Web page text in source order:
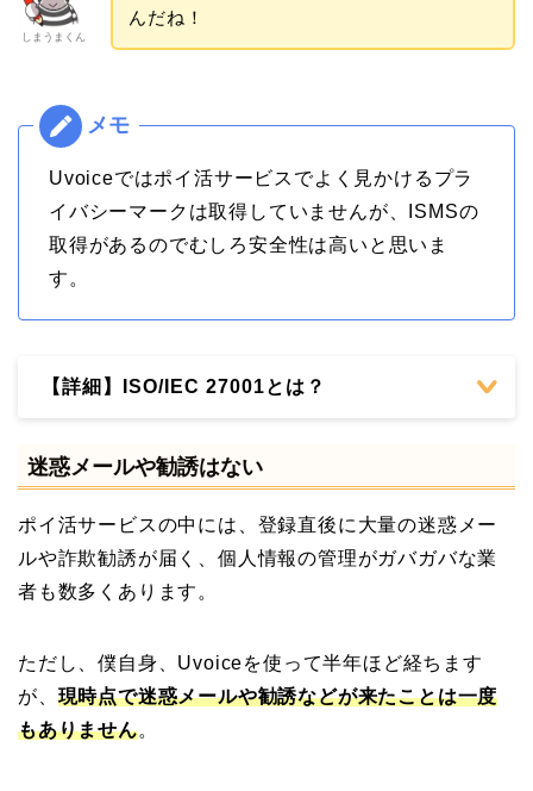
しまうまくん
んだね！
Uvoiceではポイ活サービスでよく見かけるプラ
イバシーマークは取得していませんが、ISMSの
取得があるのでむしろ安全性は高いと思いま
す。
【詳細】ISO/IEC 27001とは？
迷惑メールや勧誘はない
ポイ活サービスの中には、登録直後に大量の迷惑メー
ルや詐欺勧誘が届く、個人情報の管理がガバガバな業
者も数多くあります。
ただし、僕自身、Uvoiceを使って半年ほど経ちます
が、 現時点で迷惑メールや勧誘などが来たことは一度
もありません。